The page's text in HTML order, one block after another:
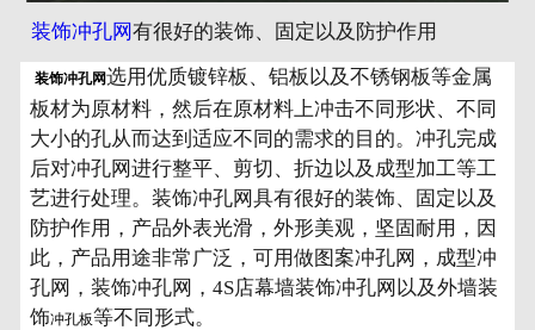
装饰冲孔网有很好的装饰、固定以及防护作用
装饰冲孔网选用优质镀锌板、铝板以及不锈钢板等金属
板材为原材料，然后在原材料上冲击不同形状、不同
大小的孔从而达到适应不同的需求的目的。冲孔完成
后对冲孔网进行整平、剪切、折边以及成型加工等工
艺进行处理。装饰冲孔网具有很好的装饰、固定以及
防护作用，产品外表光滑，外形美观，坚固耐用，因
此，产品用途非常广泛，可用做图案冲孔网，成型冲
孔网，装饰冲孔网，4S店幕墙装饰冲孔网以及外墙装
饰冲孔板等不同形式。